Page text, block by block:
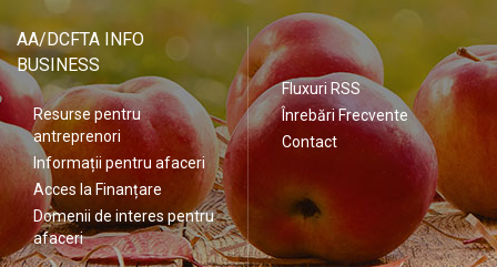
AA/DCFTA INFO
BUSINESS
Resurse pentru
antreprenori
Informații pentru afaceri
Acces la Finanțare
Domenii de interes pentru
afaceri
Fluxuri RSS
Înrebări Frecvente
Contact